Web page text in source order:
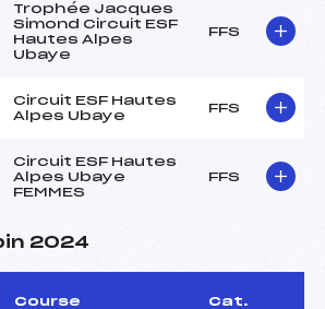
Trophée Jacques
Simond Circuit ESF
Hautes Alpes
Ubaye
FFS
Circuit ESF Hautes
Alpes Ubaye
FFS
Circuit ESF Hautes
Alpes Ubaye
FEMMES
FFS
2024
Course Cat.